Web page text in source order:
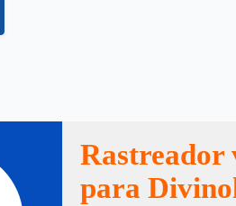
Rastreador
para